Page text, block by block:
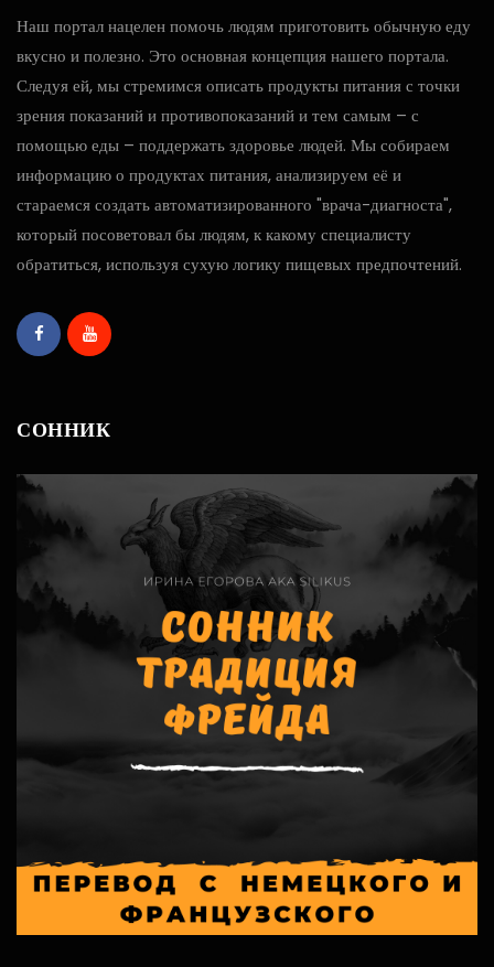
Наш портал нацелен помочь людям приготовить обычную еду
вкусно и полезно. Это основная концепция нашего портала.
Следуя ей, мы стремимся описать продукты питания с точки
зрения показаний и противопоказаний и тем самым – с
помощью еды – поддержать здоровье людей. Мы собираем
информацию о продуктах питания, анализируем её и
стараемся создать автоматизированного "врача-диагноста",
который посоветовал бы людям, к какому специалисту
обратиться, используя сухую логику пищевых предпочтений.
СОННИК